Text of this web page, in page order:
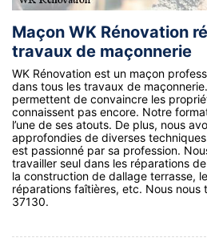
Maçon WK Rénovation
travaux de maçonnerie
WK Rénovation est un maçon
dans tous les travaux de
permettent de convaincre les
connaissent pas encore. Notre
l’une de ses atouts. De plus, nous
approfondies de diverses
est passionné par sa profession.
travailler seul dans les réparations
la construction de dallage terrasse,
réparations faîtières, etc. Nous nous
37130.